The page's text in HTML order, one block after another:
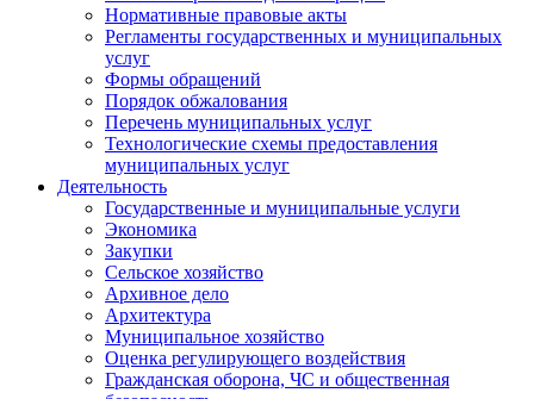
Нормативные правовые акты
Регламенты государственных и муниципальных
услуг
Формы обращений
Порядок обжалования
Перечень муниципальных услуг
Технологические схемы предоставления
муниципальных услуг
Деятельность
Государственные и муниципальные услуги
Экономика
Закупки
Сельское хозяйство
Архивное дело
Архитектура
Муниципальное хозяйство
Оценка регулирующего воздействия
Гражданская оборона, ЧС и общественная